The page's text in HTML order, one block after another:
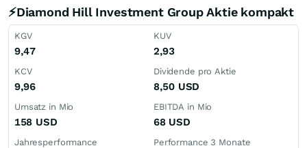
⚡Diamond Hill Investment Group Aktie kompakt
KGV
9,47
KUV
2,93
KCV
9,96
Dividende pro Aktie
8,50 USD
Umsatz in Mio
158 USD
EBITDA in Mio
68 USD
Jahresperformance Performance 3 Monate